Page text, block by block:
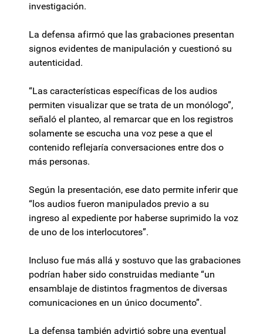
investigación.
La defensa afirmó que las grabaciones presentan
signos evidentes de manipulación y cuestionó su
autenticidad.
“Las características específicas de los audios
permiten visualizar que se trata de un monólogo”,
señaló el planteo, al remarcar que en los registros
solamente se escucha una voz pese a que el
contenido reflejaría conversaciones entre dos o
más personas.
Según la presentación, ese dato permite inferir que
“los audios fueron manipulados previo a su
ingreso al expediente por haberse suprimido la voz
de uno de los interlocutores”.
Incluso fue más allá y sostuvo que las grabaciones
podrían haber sido construidas mediante “un
ensamblaje de distintos fragmentos de diversas
comunicaciones en un único documento”.
La defensa también advirtió sobre una eventual